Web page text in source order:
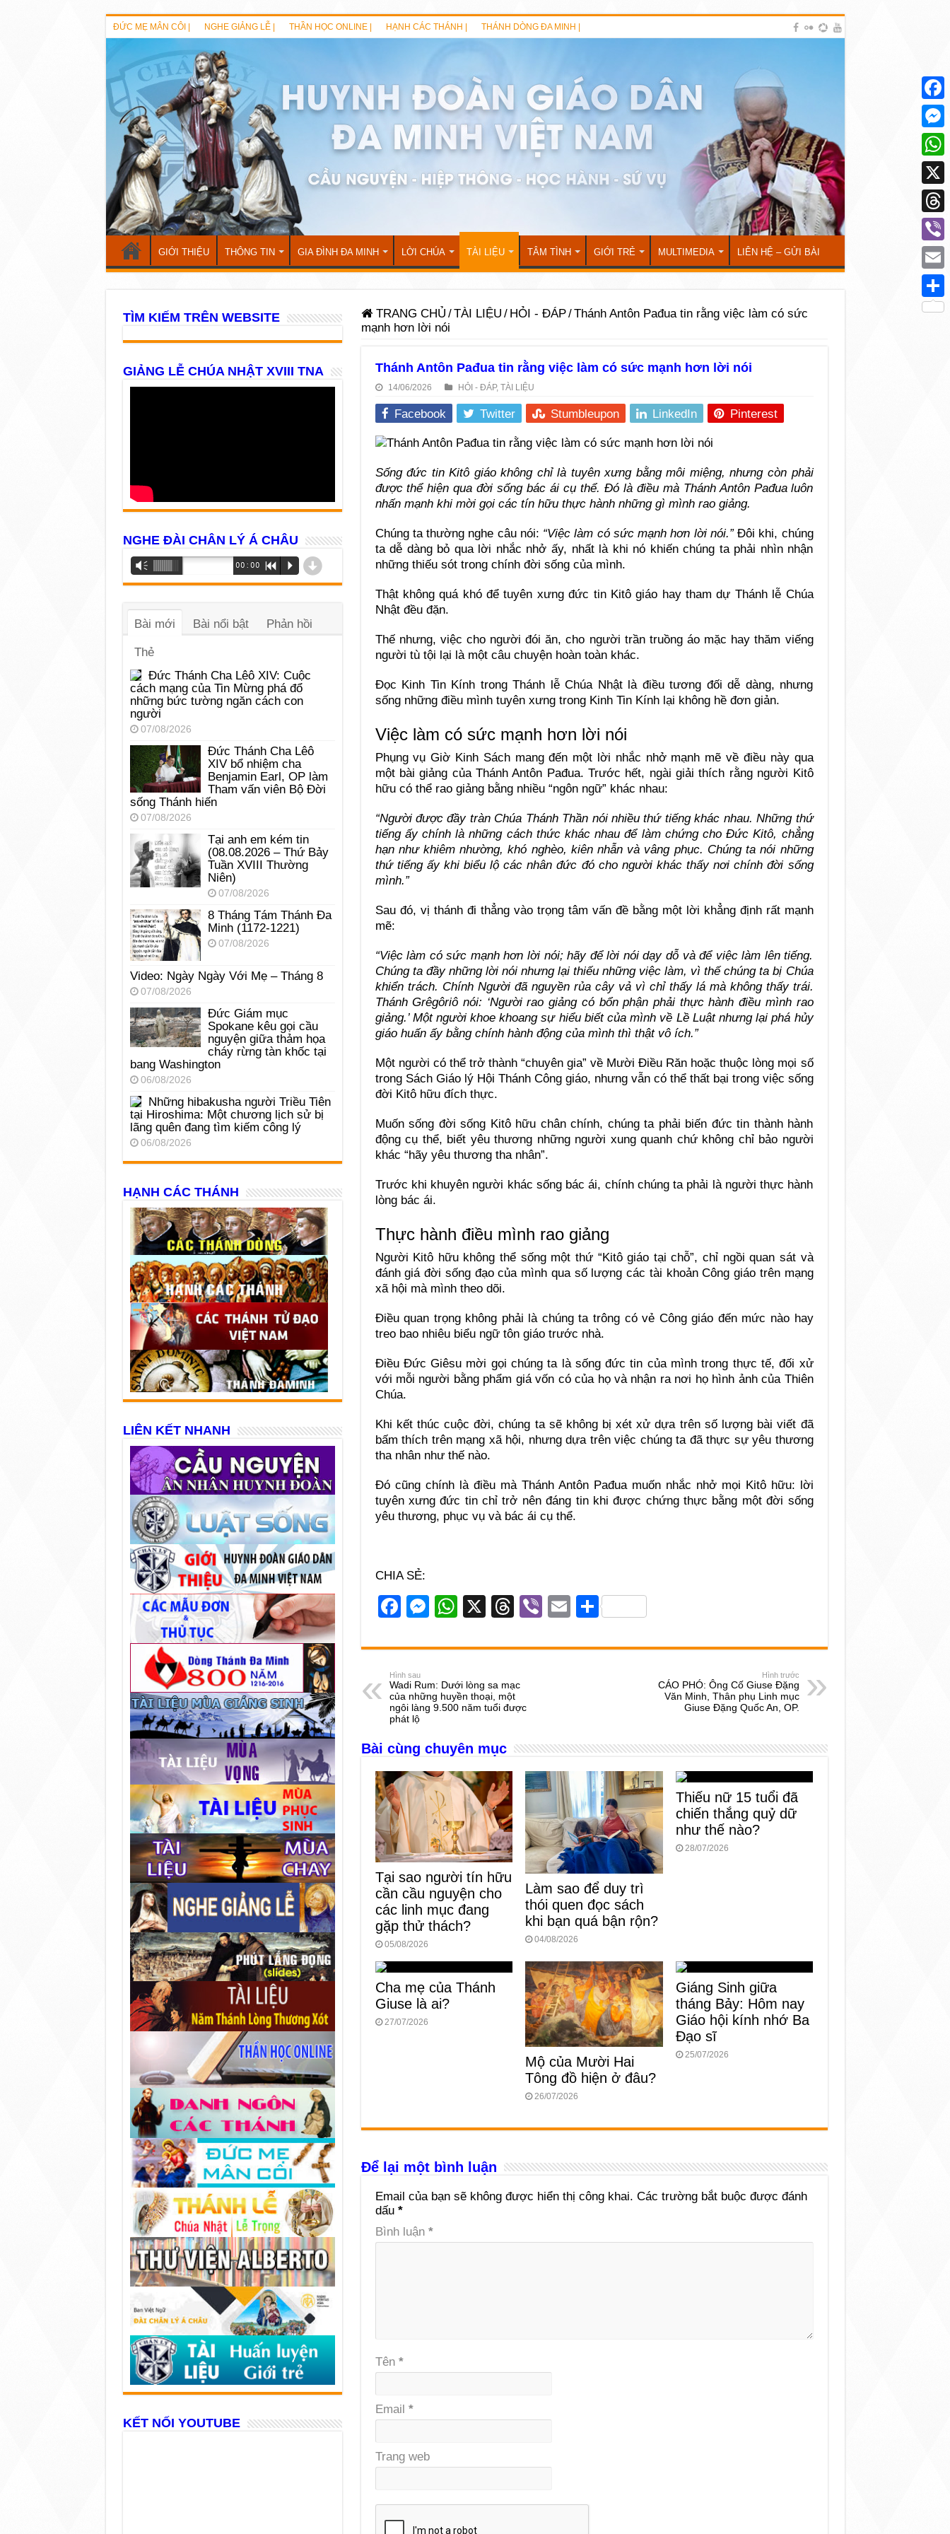
ĐỨC MẸ MÂN CÔI | NGHE GIẢNG LỄ | THẦN HỌC ONLINE | HẠNH CÁC THÁNH | THÁNH DÒNG ĐA MINH |
GIỚI THIỆU THÔNG TIN GIA ĐÌNH ĐA MINH LỜI CHÚA TÀI LIỆU TÂM TÌNH GIỚI TRẺ MULTIMEDIA LIÊN HỆ – GỬI BÀI
TRANG CHỦ /TÀI LIỆU / HỎI - ĐÁP/Thánh Antôn Pađua tin rằng việc làm có sức
mạnh hơn lời nói
Thánh Antôn Pađua tin rằng việc làm có sức mạnh hơn lời nói
14/06/2026 HỎI - ĐÁP, TÀI LIỆU
Facebook Twitter Stumbleupon LinkedIn Pinterest
Sống đức tin Kitô giáo không chỉ là tuyên xưng bằng môi miệng, nhưng còn phải
được thể hiện qua đời sống bác ái cụ thể. Đó là điều mà Thánh Antôn Pađua luôn
nhấn mạnh khi mời gọi các tín hữu thực hành những gì mình rao giảng.
Chúng ta thường nghe câu nói: “Việc làm có sức mạnh hơn lời nói.”Đôi khi, chúng
ta dễ dàng bỏ qua lời nhắc nhở ấy, nhất là khi nó khiến chúng ta phải nhìn nhận
những thiếu sót trong chính đời sống của mình.
Thật không quá khó để tuyên xưng đức tin Kitô giáo hay tham dự Thánh lễ Chúa
Nhật đều đặn.
Thế nhưng, việc cho người đói ăn, cho người trần truồng áo mặc hay thăm viếng
người tù tội lại là một câu chuyện hoàn toàn khác.
Đọc Kinh Tin Kính trong Thánh lễ Chúa Nhật là điều tương đối dễ dàng, nhưng
sống những điều mình tuyên xưng trong Kinh Tin Kính lại không hề đơn giản.
Việc làm có sức mạnh hơn lời nói
Phụng vụ Giờ Kinh Sách mang đến một lời nhắc nhở mạnh mẽ về điều này qua
một bài giảng của Thánh Antôn Pađua. Trước hết, ngài giải thích rằng người Kitô
hữu có thể rao giảng bằng nhiều “ngôn ngữ” khác nhau:
“Người được đầy tràn Chúa Thánh Thần nói nhiều thứ tiếng khác nhau. Những thứ
tiếng ấy chính là những cách thức khác nhau để làm chứng cho Đức Kitô, chẳng
hạn như khiêm nhường, khó nghèo, kiên nhẫn và vâng phục. Chúng ta nói những
thứ tiếng ấy khi biểu lộ các nhân đức đó cho người khác thấy nơi chính đời sống
mình.”
Sau đó, vị thánh đi thẳng vào trọng tâm vấn đề bằng một lời khẳng định rất mạnh
mẽ:
“Việc làm có sức mạnh hơn lời nói; hãy để lời nói dạy dỗ và để việc làm lên tiếng.
Chúng ta đầy những lời nói nhưng lại thiếu những việc làm, vì thế chúng ta bị Chúa
khiển trách. Chính Người đã nguyền rủa cây vả vì chỉ thấy lá mà không thấy trái.
Thánh Grêgôriô nói: ‘Người rao giảng có bổn phận phải thực hành điều mình rao
giảng.’ Một người khoe khoang sự hiểu biết của mình về Lề Luật nhưng lại phá hủy
giáo huấn ấy bằng chính hành động của mình thì thật vô ích.”
Một người có thể trở thành “chuyên gia” về Mười Điều Răn hoặc thuộc lòng mọi số
trong Sách Giáo lý Hội Thánh Công giáo, nhưng vẫn có thể thất bại trong việc sống
đời Kitô hữu đích thực.
Muốn sống đời sống Kitô hữu chân chính, chúng ta phải biến đức tin thành hành
động cụ thể, biết yêu thương những người xung quanh chứ không chỉ bảo người
khác “hãy yêu thương tha nhân”.
Trước khi khuyên người khác sống bác ái, chính chúng ta phải là người thực hành
lòng bác ái.
Thực hành điều mình rao giảng
Người Kitô hữu không thể sống một thứ “Kitô giáo tại chỗ”, chỉ ngồi quan sát và
đánh giá đời sống đạo của mình qua số lượng các tài khoản Công giáo trên mạng
xã hội mà mình theo dõi.
Điều quan trọng không phải là chúng ta trông có vẻ Công giáo đến mức nào hay
treo bao nhiêu biểu ngữ tôn giáo trước nhà.
Điều Đức Giêsu mời gọi chúng ta là sống đức tin của mình trong thực tế, đối xử
với mỗi người bằng phẩm giá vốn có của họ và nhận ra nơi họ hình ảnh của Thiên
Chúa.
Khi kết thúc cuộc đời, chúng ta sẽ không bị xét xử dựa trên số lượng bài viết đã
bấm thích trên mạng xã hội, nhưng dựa trên việc chúng ta đã thực sự yêu thương
tha nhân như thế nào.
Đó cũng chính là điều mà Thánh Antôn Pađua muốn nhắc nhở mọi Kitô hữu: lời
tuyên xưng đức tin chỉ trở nên đáng tin khi được chứng thực bằng một đời sống
yêu thương, phục vụ và bác ái cụ thể.
CHIA SẺ:
F
c
e
b
o
o
k
M
ss
n
g
er
W
at
A
p
p
X T
e
d
s
Vi
er
E
ail
S
ar
Hình sau
Wadi Rum: Dưới lòng sa mạc
của những huyền thoại, một
ngôi làng 9.500 năm tuổi được
phát lộ
Hình trước
CÁO PHÓ: Ông Cố Giuse Đặng
Văn Minh, Thân phụ Linh mục
Giuse Đặng Quốc An, OP.
Bài cùng chuyên mục
Tại sao người tín hữu
cần cầu nguyện cho
các linh mục đang
gặp thử thách?
05/08/2026
Làm sao để duy trì
thói quen đọc sách
khi bạn quá bận rộn?
04/08/2026
Thiếu nữ 15 tuổi đã
chiến thắng quỷ dữ
như thế nào?
28/07/2026
Cha mẹ của Thánh
Giuse là ai?
27/07/2026
Mộ của Mười Hai
Tông đồ hiện ở đâu?
26/07/2026
Giáng Sinh giữa
tháng Bảy: Hôm nay
Giáo hội kính nhớ Ba
Đạo sĩ
25/07/2026
Để lại một bình luận
Email của bạn sẽ không được hiển thị công khai. Các trường bắt buộc được đánh
dấu *
Bình luận *
Tên *
Email *
Trang web
TÌM KIẾM TRÊN WEBSITE
GIẢNG LỄ CHÚA NHẬT XVIII TNA
NGHE ĐÀI CHÂN LÝ Á CHÂU
Trình
phát
âm
Vm 00:00 R P d
Bài mới Bài nổi bật Phản hồi
Thẻ
Đức Thánh Cha Lêô XIV: Cuộc
cách mạng của Tin Mừng phá đổ
những bức tường ngăn cách con
người
07/08/2026
Đức Thánh Cha Lêô
XIV bổ nhiệm cha
Benjamin Earl, OP làm
Tham vấn viên Bộ Đời
sống Thánh hiến
07/08/2026
Tại anh em kém tin
(08.08.2026 – Thứ Bảy
Tuần XVIII Thường
Niên)
07/08/2026
8 Tháng Tám Thánh Ða
Minh (1172-1221)
07/08/2026
Video: Ngày Ngày Với Mẹ – Tháng 8
07/08/2026
Đức Giám mục
Spokane kêu gọi cầu
nguyện giữa thảm họa
cháy rừng tàn khốc tại
bang Washington
06/08/2026
Những hibakusha người Triều Tiên
tại Hiroshima: Một chương lịch sử bị
lãng quên đang tìm kiếm công lý
06/08/2026
HẠNH CÁC THÁNH
LIÊN KẾT NHANH
KẾT NỐI YOUTUBE
X
Viber